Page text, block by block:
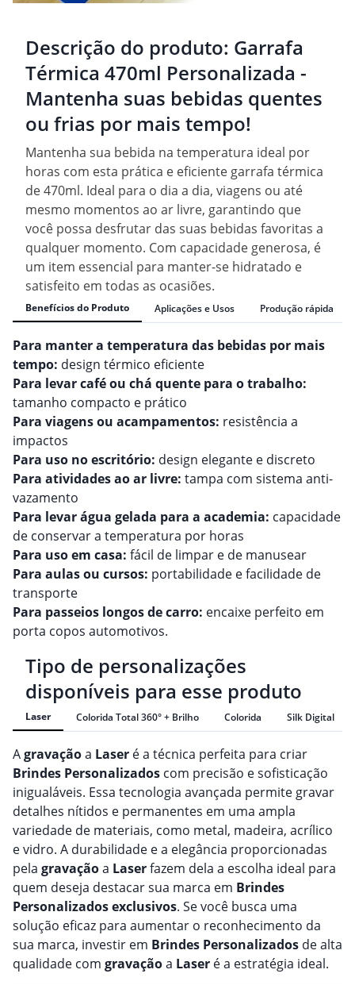
Descrição do produto: Garrafa
Térmica 470ml Personalizada -
Mantenha suas bebidas quentes
ou frias por mais tempo!
Mantenha sua bebida na temperatura ideal por
horas com esta prática e eficiente garrafa térmica
de 470ml. Ideal para o dia a dia, viagens ou até
mesmo momentos ao ar livre, garantindo que
você possa desfrutar das suas bebidas favoritas a
qualquer momento. Com capacidade generosa, é
um item essencial para manter-se hidratado e
satisfeito em todas as ocasiões.
Benefícios do Produto Aplicações e Usos Produção rápida
Para manter a temperatura das bebidas por mais
tempo: design térmico eficiente
Para levar café ou chá quente para o trabalho:
tamanho compacto e prático
Para viagens ou acampamentos: resistência a
impactos
Para uso no escritório: design elegante e discreto
Para atividades ao ar livre: tampa com sistema anti-
vazamento
Para levar água gelada para a academia: capacidade
de conservar a temperatura por horas
Para uso em casa: fácil de limpar e de manusear
Para aulas ou cursos: portabilidade e facilidade de
transporte
Para passeios longos de carro: encaixe perfeito em
porta copos automotivos.
Tipo de personalizações
disponíveis para esse produto
Laser Colorida Total 360° + Brilho Colorida Silk Digital
Agravaçãoa Laser é a técnica perfeita para criar
Brindes Personalizados com precisão e sofisticação
inigualáveis. Essa tecnologia avançada permite gravar
detalhes nítidos e permanentes em uma ampla
variedade de materiais, como metal, madeira, acrílico
e vidro. A durabilidade e a elegância proporcionadas
pela gravaçãoa Laserfazem dela a escolha ideal para
quem deseja destacar sua marca em Brindes
Personalizadosexclusivos. Se você busca uma
solução eficaz para aumentar o reconhecimento da
sua marca, investir em Brindes Personalizados de alta
qualidade com gravaçãoa Laser é a estratégia ideal.